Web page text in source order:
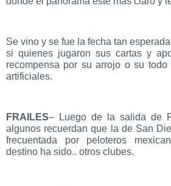
Se vino y se fue la fecha tan
si quienes jugaron sus cartas y
recompensa por su arrojo o su todo
artificiales.
FRAILES– Luego de la salida de
algunos recuerdan que la de San
frecuentada por peloteros
destino ha sido.. otros clubes.